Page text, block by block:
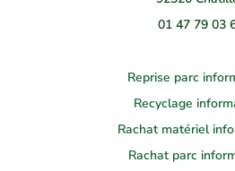
01 47 79 03
Reprise parc
Recyclage
Rachat matériel
Rachat parc